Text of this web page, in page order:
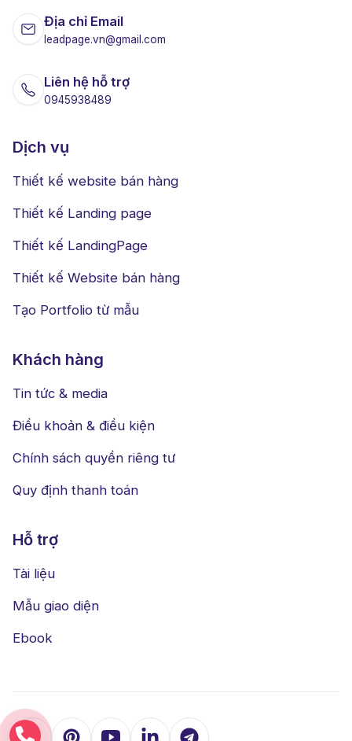
Địa chỉ Email
leadpage.vn@gmail.com
Liên hệ hỗ trợ
0945938489
Dịch vụ
Thiết kế website bán hàng
Thiết kế Landing page
Thiết kế LandingPage
Thiết kế Website bán hàng
Tạo Portfolio từ mẫu
Khách hàng
Tin tức & media
Điều khoản & điều kiện
Chính sách quyền riêng tư
Quy định thanh toán
Hỗ trợ
Tài liệu
Mẫu giao diện
Ebook